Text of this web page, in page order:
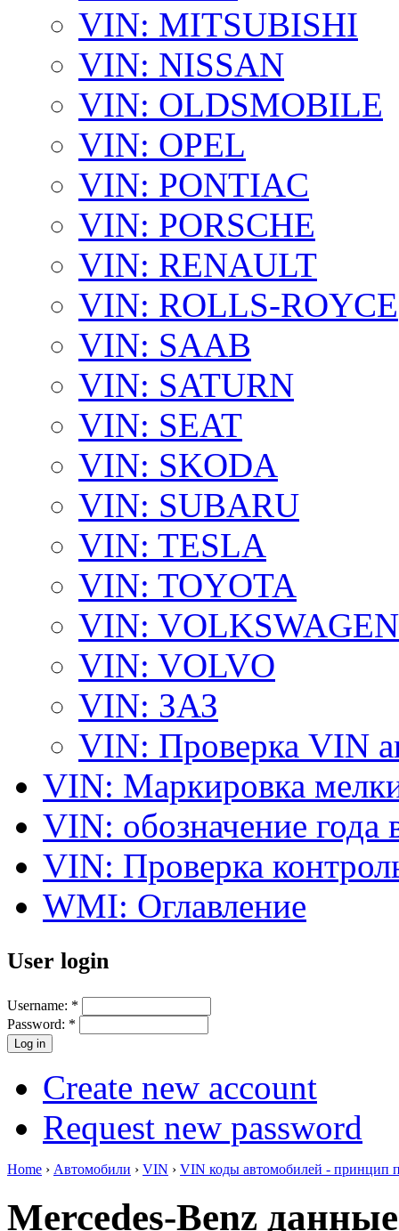
VIN: MITSUBISHI
VIN: NISSAN
VIN: OLDSMOBILE
VIN: OPEL
VIN: PONTIAC
VIN: PORSCHE
VIN: RENAULT
VIN: ROLLS-ROYCE
VIN: SAAB
VIN: SATURN
VIN: SEAT
VIN: SKODA
VIN: SUBARU
VIN: TESLA
VIN: TOYOTA
VIN: VOLKSWAGEN
VIN: VOLVO
VIN: ЗАЗ
VIN: Проверка VIN
VIN: Маркировка
VIN: обозначение года
VIN: Проверка
WMI: Оглавление
User login
Username: *
Password: *
Create new account
Request new password
Home › Автомобили › VIN › VIN коды автомобилей - принцип
Mercedes-Benz